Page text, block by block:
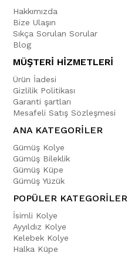
Hakkımızda
Bize Ulaşın
Sıkça Sorulan Sorular
Blog
MÜŞTERİ HİZMETLERİ
Ürün İadesi
Gizlilik Politikası
Garanti şartları
Mesafeli Satış Sözleşmesi
ANA KATEGORİLER
Gümüş Kolye
Gümüş Bileklik
Gümüş Küpe
Gümüş Yüzük
POPÜLER KATEGORİLER
İsimli Kolye
Ayyıldız Kolye
Kelebek Kolye
Halka Küpe